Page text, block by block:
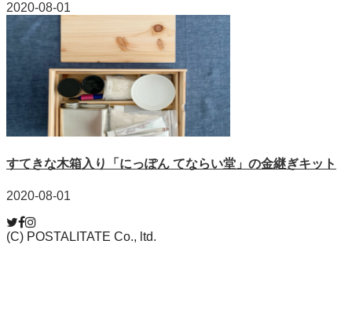
2020-08-01
すてきな木箱入り「にっぽん てならい堂」の金継ぎキット
2020-08-01
(C) POSTALITATE Co., ltd.